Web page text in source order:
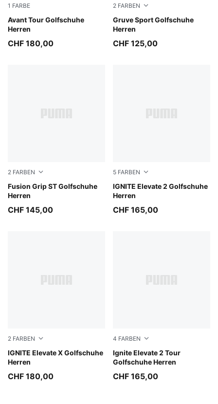
1 FARBE
Avant Tour Golfschuhe
Herren
PUMA White-Feather Gray
CHF 180,00
2 FARBEN
Gruve Sport Golfschuhe
Herren
PUMA White-Fudge-Dark
CHF 125,00
2 FARBEN
Fusion Grip ST Golfschuhe
Herren
PUMA Black-PUMA Silver
CHF 145,00
5 FARBEN
IGNITE Elevate 2 Golfschuhe
Herren
PUMA White-Speed Blue-
CHF 165,00
2 FARBEN
IGNITE Elevate X Golfschuhe
Herren
Slate Sky-PUMA Black-Ash Gray
CHF 180,00
4 FARBEN
Ignite Elevate 2 Tour
Golfschuhe Herren
PUMA White-Apple Spritz-
CHF 165,00